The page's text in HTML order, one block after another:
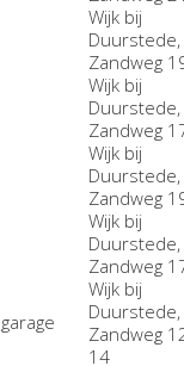
Wijk bij
Duurstede,
Zandweg
Wijk bij
Duurstede,
Zandweg
Wijk bij
Duurstede,
Zandweg
Wijk bij
Duurstede,
Zandweg
Wijk bij
Duurstede,
Zandweg
14